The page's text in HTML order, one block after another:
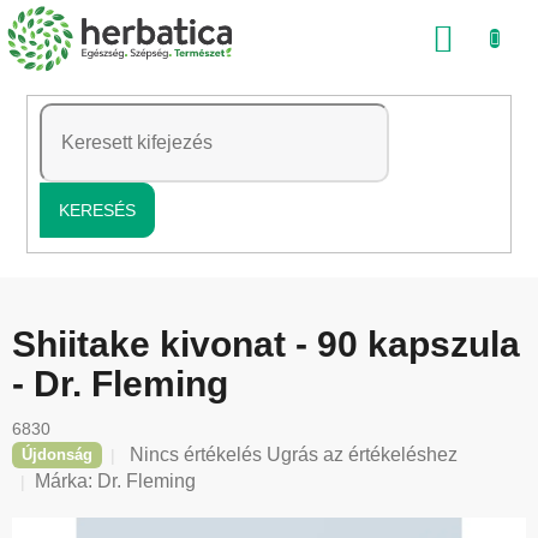
Ugrás
a
tartalomhoz
KERESÉS
Shiitake kivonat - 90 kapszula
- Dr. Fleming
6830
Újdonság
A
termék
Nincs értékelés Ugrás az értékeléshez
Márka: Dr. Fleming